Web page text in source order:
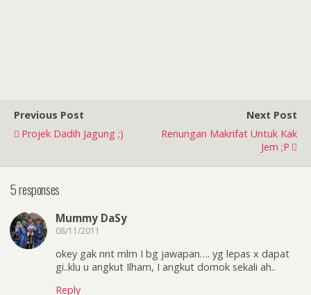
Previous Post
Projek Dadih Jagung ;)
Next Post
Renungan Makrifat Untuk Kak
Jem ;p
5 responses
Mummy DaSy
08/11/2011
okey gak nnt mlm I bg jawapan…. yg lepas x dapat
gi..klu u angkut Ilham, I angkut domok sekali ah..
Reply